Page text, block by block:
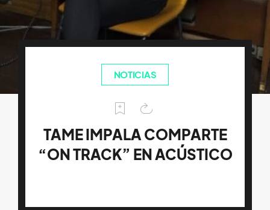
NOTICIAS
TAME IMPALA COMPARTE
“ON TRACK” EN ACÚSTICO